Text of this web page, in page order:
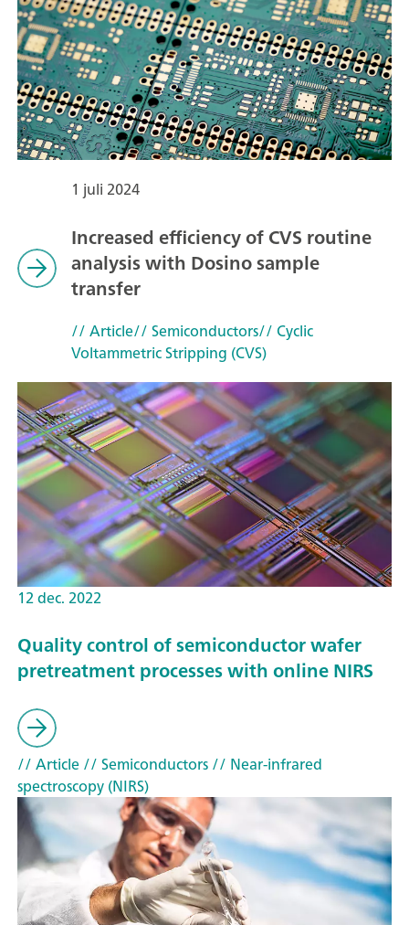
1 juli 2024
Increased efficiency of CVS routine
analysis with Dosino sample
transfer
// Article// Semiconductors// Cyclic
Voltammetric Stripping (CVS)
12 dec. 2022
Quality control of semiconductor wafer
pretreatment processes with online NIRS
// Article// Semiconductors// Near-infrared
spectroscopy (NIRS)